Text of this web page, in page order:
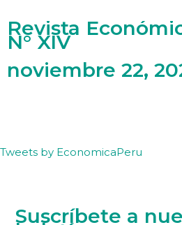
Revista
N° XIV
noviembre 22,
Tweets by EconomicaPeru
Suscríbete a